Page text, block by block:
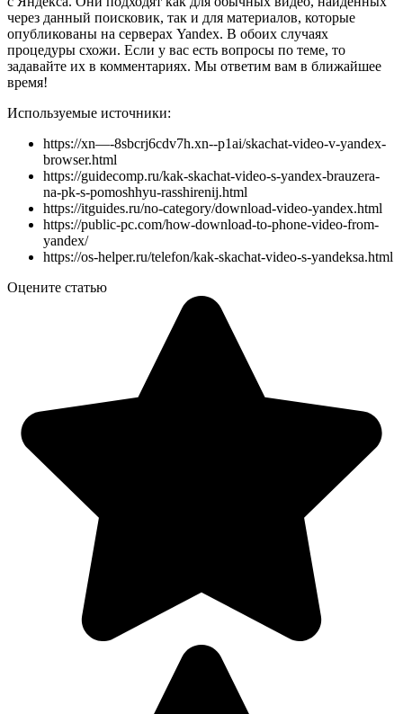
через данный поисковик, так и для материалов, которые
опубликованы на серверах Yandex. В обоих случаях
процедуры схожи. Если у вас есть вопросы по теме, то
задавайте их в комментариях. Мы ответим вам в ближайшее
время!
Используемые источники:
https://xn—-8sbcrj6cdv7h.xn--p1ai/skachat-video-v-yandex-
browser.html
https://guidecomp.ru/kak-skachat-video-s-yandex-brauzera-
na-pk-s-pomoshhyu-rasshirenij.html
https://itguides.ru/no-category/download-video-yandex.html
https://public-pc.com/how-download-to-phone-video-from-
yandex/
https://os-helper.ru/telefon/kak-skachat-video-s-yandeksa.html
Оцените статью